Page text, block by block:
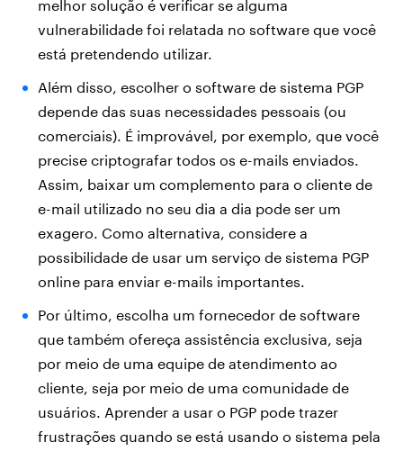
melhor solução é verificar se alguma
vulnerabilidade foi relatada no software que você
está pretendendo utilizar.
Além disso, escolher o software de sistema PGP
depende das suas necessidades pessoais (ou
comerciais). É improvável, por exemplo, que você
precise criptografar todos os e-mails enviados.
Assim, baixar um complemento para o cliente de
e-mail utilizado no seu dia a dia pode ser um
exagero. Como alternativa, considere a
possibilidade de usar um serviço de sistema PGP
online para enviar e-mails importantes.
Por último, escolha um fornecedor de software
que também ofereça assistência exclusiva, seja
por meio de uma equipe de atendimento ao
cliente, seja por meio de uma comunidade de
usuários. Aprender a usar o PGP pode trazer
frustrações quando se está usando o sistema pela